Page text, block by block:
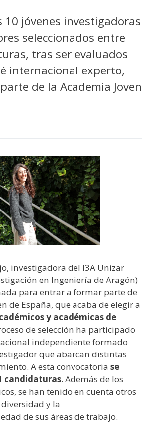
10 jóvenes investigadoras
seleccionados entre
tras ser evaluados
internacional experto,
de la Academia Joven
investigadora del I3A Unizar
en Ingeniería de Aragón)
para entrar a formar parte de
de España, que acaba de elegir a
y académicas de
de selección ha participado
independiente formado
que abarcan distintas
A esta convocatoria se
candidaturas. Además de los
se han tenido en cuenta otros
y la
de sus áreas de trabajo.